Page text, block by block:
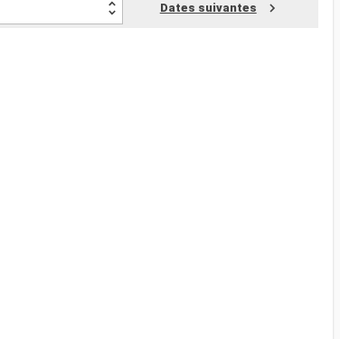
Dates suivantes